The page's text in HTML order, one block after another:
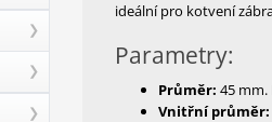
ideální pro kotvení
Parametry:
Průměr: 45
Vnitřní průměr: